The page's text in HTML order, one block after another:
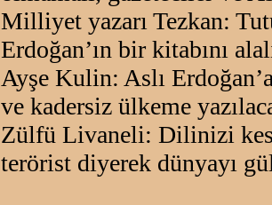
Milliyet yazarı Tezkan:
Erdoğan’ın bir kitabını
Ayşe Kulin: Aslı
ve kadersiz ülkeme
Zülfü Livaneli: Dilinizi
terörist diyerek dünyayı